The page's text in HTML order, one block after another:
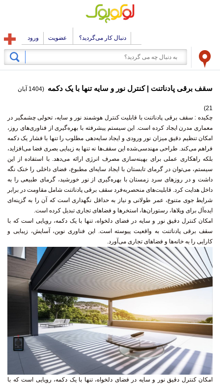
دنبال کار می‌گردید؟ عضویت ورود
سقف برقی پادناتنت | کنترل نور و سایه تنها با یک دکمه (1404 آبان
21)
چکیده : سقف برقی پادناتنت با قابلیت کنترل هوشمند نور و سایه، تحولی چشمگیر در
معماری مدرن ایجاد کرده است. این سیستم پیشرفته با بهره‌گیری از فناوری‌های روز،
امکان تنظیم دقیق میزان نور ورودی و ایجاد سایه‌دهی مطلوب را تنها با فشار یک دکمه
فراهم می‌کند. طراحی مهندسی‌شده این سقف‌ها نه تنها به زیبایی بصری فضا می‌افزاید،
بلکه راهکاری عملی برای بهینه‌سازی مصرف انرژی ارائه می‌دهد. با استفاده از این
سیستم، می‌توان در گرمای تابستان با ایجاد سایه‌ای مطبوع، فضای داخلی را خنک نگه
داشت و در روزهای سرد زمستان با بهره‌گیری از نور خورشید، گرمای طبیعی را به
داخل هدایت کرد. قابلیت‌های منحصربه‌فرد سقف برقی پادناتنت شامل مقاومت در برابر
شرایط جوی متنوع، عمر طولانی و نیاز به حداقل نگهداری است که آن را به گزینه‌ای
ایده‌آل برای ویلاها، رستوران‌ها، استخرها و فضاهای تجاری تبدیل کرده است.
امکان کنترل دقیق نور و سایه در فضای دلخواه، تنها با یک دکمه، رویایی است که با
سقف برقی پادناتنت به واقعیت پیوسته است. این فناوری نوین، آسایش، زیبایی و
کارایی را به خانه‌ها و فضاهای تجاری می‌آورد.
امکان کنترل دقیق نور و سایه در فضای دلخواه، تنها با یک دکمه، رویایی است که با
سقف برقی پادناتنت به واقعیت پیوسته است. این فناوری نوین، آسایش، زیبایی و